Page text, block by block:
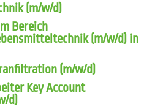
(m/w/d)
Bereich
(m/w/d) in
(m/w/d)
Key Account
d)